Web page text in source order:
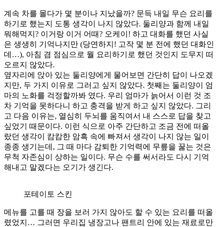
계속 차를 몰다가 몇 분이나 지났을까? 문득 내일 무슨 요리를
하기로 했는지 도통 생각이 나지 않았다. 둘리양과 함께 내일
뭐해먹지? 이거랑 이거 어때? 오케이! 하고 대화를 했던 사실
은 생생히 기억나지만 (당연하지! 고작 몇 분 전에 했던 대화인
데…), 아침 겸 점심으로 뭘 요리하기로 했던 것인지 도무지 떠
오르지 않았다.
옆자리에 앉아 있는 둘리양에게 물어보면 간단히 답이 나오겠
지만, 두 가지 이유로 그러고 싶지 않았다. 첫째는 둘리양이 엄
마의 노화를 걱정할까봐 였다. 우리 엄마가 늙어서 이런 것 조
차 기억을 못하다니 하고 충격을 받게 하고 싶지 않았다. 그리
고 다음 이유는, 열심히 두뇌를 움직여서 내 스스로 답을 찾고
싶었기 때문이다. 이런 식으로 아주 간단하고 조금 전에 떠올
랐던 생각이 캄캄한 암흑 속에 빠져서 생각이 나지 않는 일이
종종 생기는데, 그 때 마다 감퇴한 기억력에 무릎을 꿇는 것은
무척 자존심이 상하는 일이다. 무슨 수를 써서라도 다시 기억
해내고 말겠다는 오기가 생긴다.
포테이토 스킨
메뉴를 고를 때 장을 보러 가지 않아도 할 수 있는 요리를 떠올
렸었지… 그러면 우리집 냉장고나 팬트리 안에 있는 재료로만